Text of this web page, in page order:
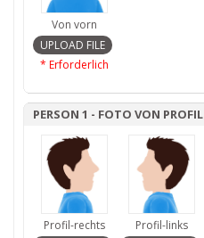
Von vorn
* Erforderlich
PERSON 1 - FOTO VON PROFIL
Profil-rechts Profil-links